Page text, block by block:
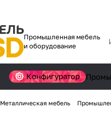
Промышленная мебель
и оборудование
Конфигуратор
Металлическая мебель